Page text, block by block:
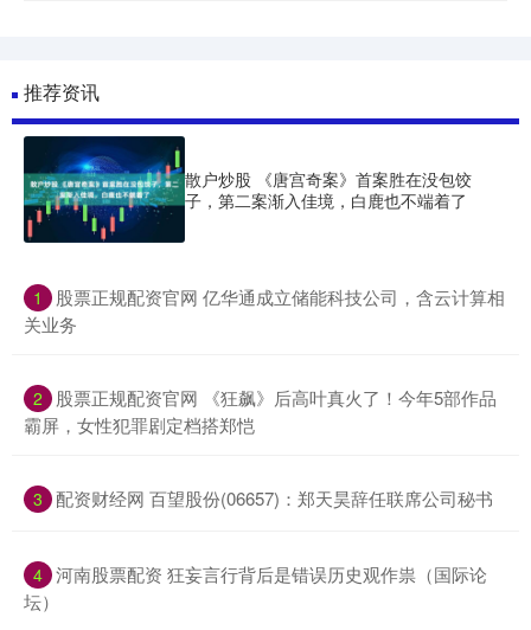
推荐资讯
散户炒股 《唐宫奇案》首案胜在没包饺
子，第二案渐入佳境，白鹿也不端着了
1
​股票正规配资官网 亿华通成立储能科技公司，含云计算相
关业务
2
​股票正规配资官网 《狂飙》后高叶真火了！今年5部作品
霸屏，女性犯罪剧定档搭郑恺
3 ​配资财经网 百望股份(06657)：郑天昊辞任联席公司秘书
4 ​河南股票配资 狂妄言行背后是错误历史观作祟（国际论
坛）